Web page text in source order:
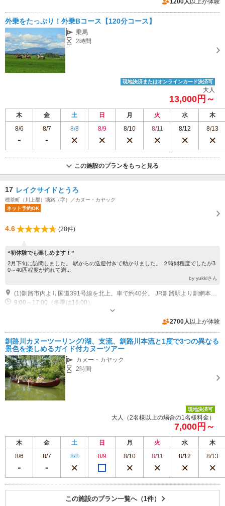
外乗をたっぷり！外乗Bコース【120分コース】
乗馬
2時間
現地決済またはオンラインカード決済可
大人
13,000円～
木 金 土 日 月 火 水
木
8/6
8/7 8/8 8/9 8/10 8/11 8/12 8/13
この施設のプランをもっと見る
17 レイクサイドとうろ
標茶町（川上郡）塘路（字）／カヌー・カヤック
ネット予約OK
4.6 (28件)
“初体験でも楽しめます！”
2月下旬に訪問しました。 駅からの送迎付きで助かりました。 ２時間程度でしたが3
0～40匹程度が釣れて満...
by yukkiさん
9:00～17:00（冬季は16:00）
2700人 以上が体験
釧路川カヌーツーリング/湖、支流、釧路川本流と1度で3つの異なる
景色を楽しめるガイド付カヌーツアー
カヌー・カヤック
2時間
現地決済可
大人（2名様以上の場合の1名様料金）
7,000円～
木 金 土 日 月 火 水
木
8/6
8/7 8/8 8/9 8/10 8/11 8/12 8/13
この施設のプラン一覧へ（1件）